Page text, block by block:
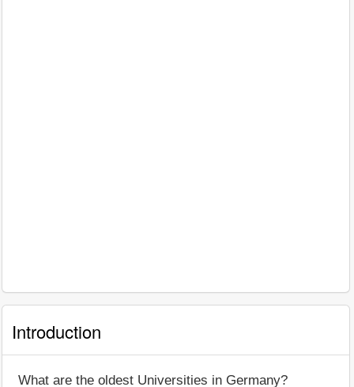
Introduction
What are the oldest Universities in Germany?